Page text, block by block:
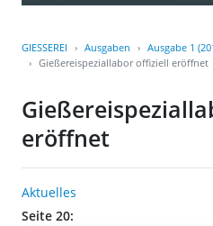
GIESSEREI Ausgaben
Ausgabe 1
Gießereispeziallabor offiziell eröffnet
eröffnet
Aktuelles
Seite 20: